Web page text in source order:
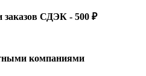
заказов СДЭК - 500 ₽
компаниями